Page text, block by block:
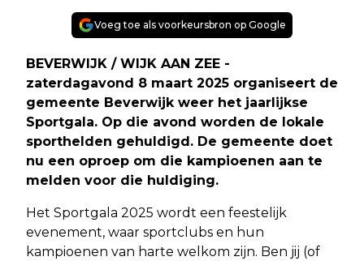
Voeg toe als voorkeursbron op Google
BEVERWIJK / WIJK AAN ZEE -
zaterdagavond 8 maart 2025 organiseert de
gemeente Beverwijk weer het jaarlijkse
Sportgala. Op die avond worden de lokale
sporthelden gehuldigd. De gemeente doet
nu een oproep om die kampioenen aan te
melden voor die huldiging.
Het Sportgala 2025 wordt een feestelijk
evenement, waar sportclubs en hun
kampioenen van harte welkom zijn. Ben jij (of